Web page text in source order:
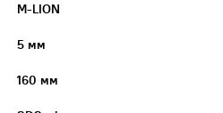
M-LION
5 мм
160 мм